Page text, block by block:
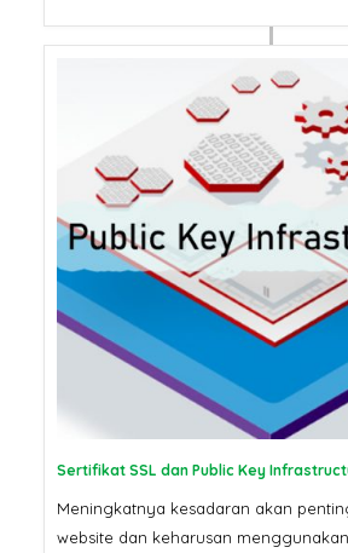
Sertifikat SSL dan Public Key
Meningkatnya kesadaran akan
website dan keharusan menggunakan